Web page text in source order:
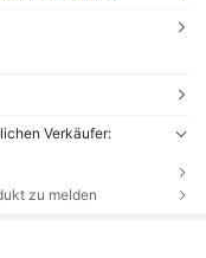
Verkäufer:
zu melden